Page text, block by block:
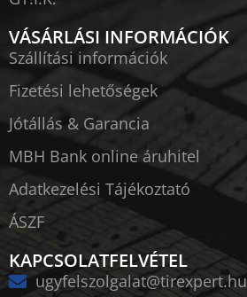
VÁSÁRLÁSI INFORMÁCIÓK
Szállítási információk
Fizetési lehetőségek
Jótállás & Garancia
MBH Bank online áruhitel
Adatkezelési Tájékoztató
ÁSZF
KAPCSOLATFELVÉTEL
ugyfelszolgalat@tirexpert.hu